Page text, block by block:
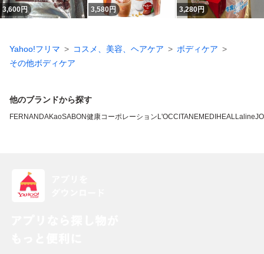
3,600円 3,580円 3,280円
Yahoo!フリマ コスメ、美容、ヘアケア
ボディケア
その他ボディケア
他のブランドから探す
FERNANDAKaoSABON健康コーポレーション L'OCCITANEMEDIHEALLaline